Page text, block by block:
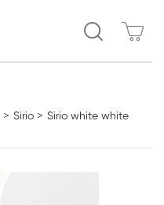
Sirio Sirio white white